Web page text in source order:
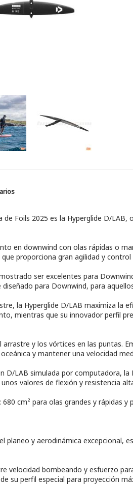
de Foils 2025 es la Hyperglide D/
en downwind con olas rápidas o
proporciona gran agilidad y control
ser excelentes para
para Downwind, para
la Hyperglide D/LAB maximiza la
mientras que su innovador perfil
arrastre y los vórtices en las puntas.
y mantener una velocidad
D/LAB simulada por computadora,
valores de flexión y resistencia
cm² para olas grandes y rápidas
planeo y aerodinámica excepcional,
velocidad bombeando y esfuerzo
su perfil especial para proyección